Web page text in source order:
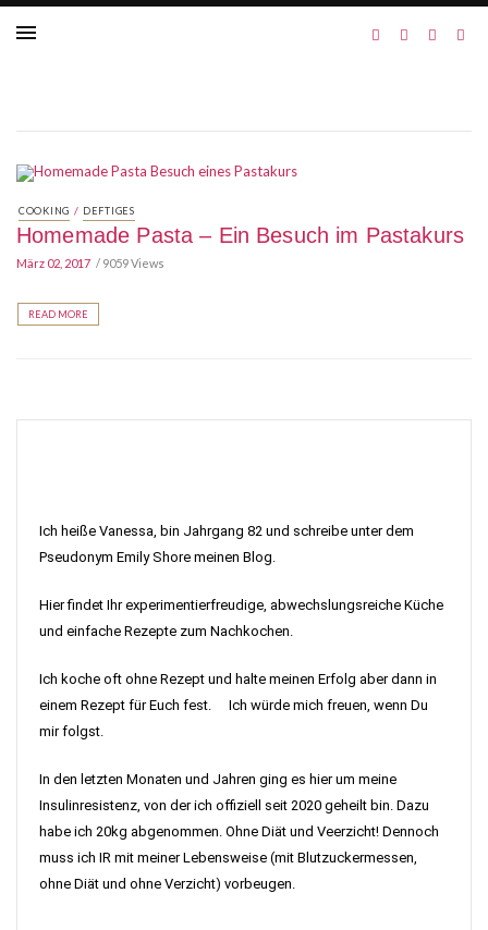
COOKING / DEFTIGES
Homemade Pasta – Ein Besuch im Pastakurs
März 02, 2017 9059 Views
READ MORE
Ich heiße Vanessa, bin Jahrgang 82 und schreibe unter dem
Pseudonym Emily Shore meinen Blog.
Hier findet Ihr experimentierfreudige, abwechslungsreiche Küche
und einfache Rezepte zum Nachkochen.
Ich koche oft ohne Rezept und halte meinen Erfolg aber dann in
einem Rezept für Euch fest. Ich würde mich freuen, wenn Du
mir folgst.
In den letzten Monaten und Jahren ging es hier um meine
Insulinresistenz, von der ich offiziell seit 2020 geheilt bin. Dazu
habe ich 20kg abgenommen. Ohne Diät und Veerzicht! Dennoch
muss ich IR mit meiner Lebensweise (mit Blutzuckermessen,
ohne Diät und ohne Verzicht) vorbeugen.